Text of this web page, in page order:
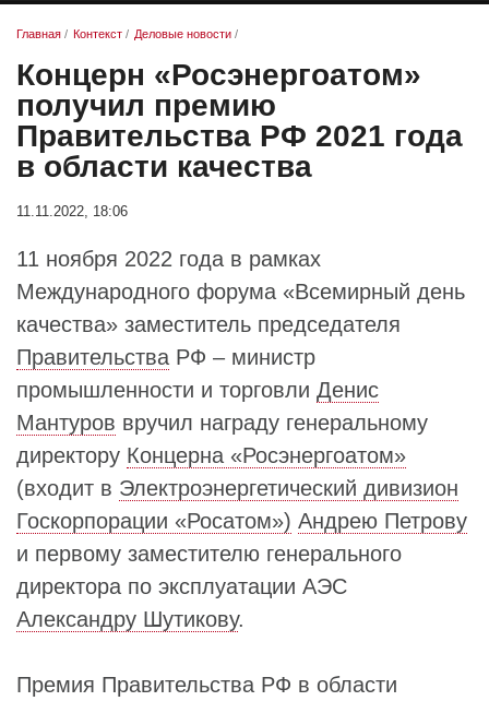
Главная / Контекст / Деловые новости /
Концерн «Росэнергоатом»
получил премию
Правительства РФ 2021 года
в области качества
11.11.2022, 18:06
11 ноября 2022 года в рамках
Международного форума «Всемирный день
качества» заместитель председателя
Правительства РФ – министр
промышленности и торговли Денис
Мантуров вручил награду генеральному
директору Концерна «Росэнергоатом»
(входит в Электроэнергетический дивизион
Госкорпорации «Росатом») Андрею Петрову
и первому заместителю генерального
директора по эксплуатации АЭС
Александру Шутикову.
Премия Правительства РФ в области